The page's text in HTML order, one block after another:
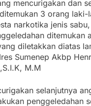
mencurigakan dan
3 orang laki-
narkotika jenis
ditemukan
diletakkan diatas
Sumenep Akbp
M.M
selanjutnya
penggeledahan